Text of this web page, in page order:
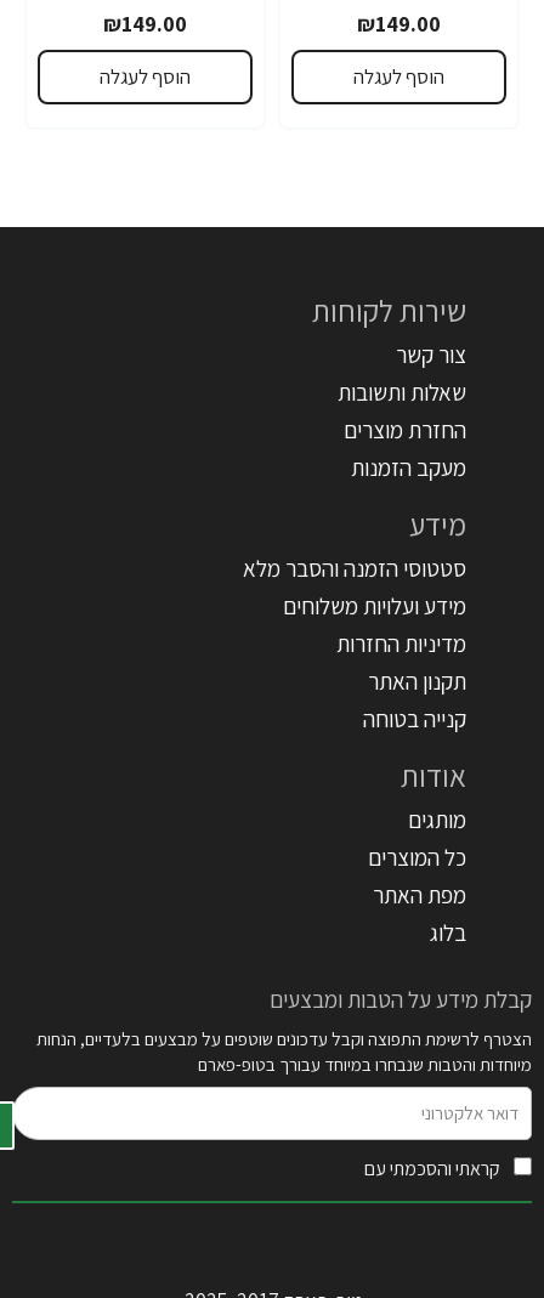
₪149.00
הוסף לעגלה
₪149.00
הוסף לעגלה
שירות לקוחות
צור קשר
שאלות ותשובות
החזרת מוצרים
מעקב הזמנות
מידע
סטטוסי הזמנה והסבר מלא
מידע ועלויות משלוחים
מדיניות החזרות
תקנון האתר
קנייה בטוחה
אודות
מותגים
כל המוצרים
מפת האתר
בלוג
קבלת מידע על הטבות ומבצעים
הצטרף לרשימת התפוצה וקבל עדכונים שוטפים על מבצעים בלעדיים, הנחות
מיוחדות והטבות שנבחרו במיוחד עבורך בטופ-פארם
אלקטרוני
קראתי והסכמתי עם